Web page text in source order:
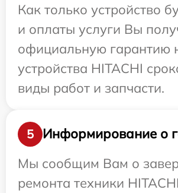
Как только устройство
и оплаты услуги Вы
официальную гарантию
устройства HITACHI
виды работ и запчасти.
5
Информирование о
Мы сообщим Вам о
ремонта техники